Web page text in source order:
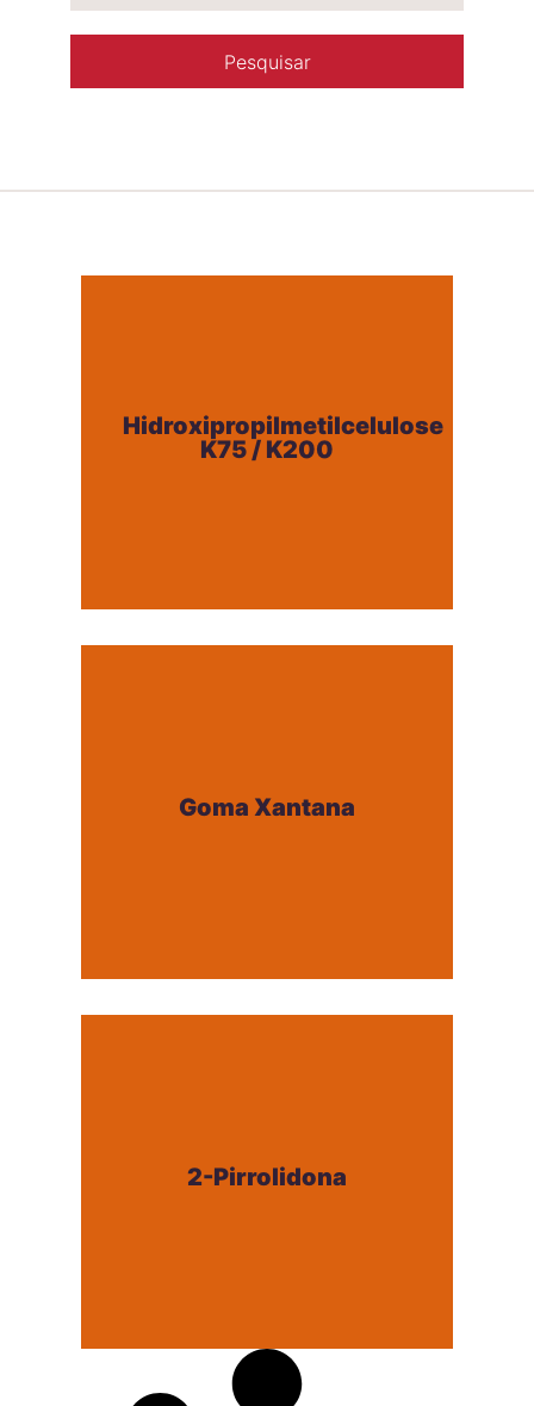
Hidroxipropilmetilcelulose
K75 / K200
K75 / K200
+
Goma Xantana
+
2-Pirrolidona
+